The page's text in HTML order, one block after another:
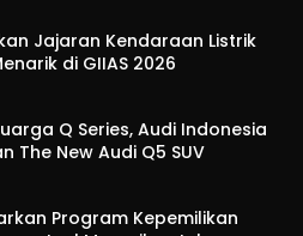
Jajaran Kendaraan Listrik
di GIIAS 2026
Q Series, Audi Indonesia
The New Audi Q5 SUV
Program Kepemilikan